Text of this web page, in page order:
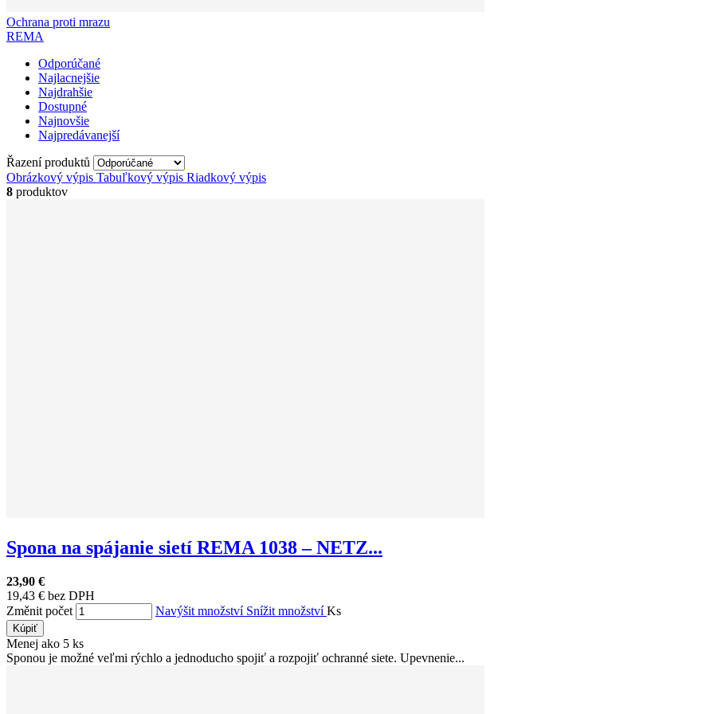
Ochrana proti mrazu
REMA
Odporúčané
Najlacnejšie
Najdrahšie
Dostupné
Najnovšie
Najpredávanejší
Řazení produktů
Obrázkový výpis Tabuľkový výpis Riadkový výpis
8 produktov
Spona na spájanie sietí REMA 1038 – NETZ...
23,90 €
19,43 € bez DPH
Změnit počet
Navýšit množství Snížit množstvíKs
Kúpiť
Menej ako 5 ks
Sponou je možné veľmi rýchlo a jednoducho spojiť a rozpojiť ochranné siete. Upevnenie...